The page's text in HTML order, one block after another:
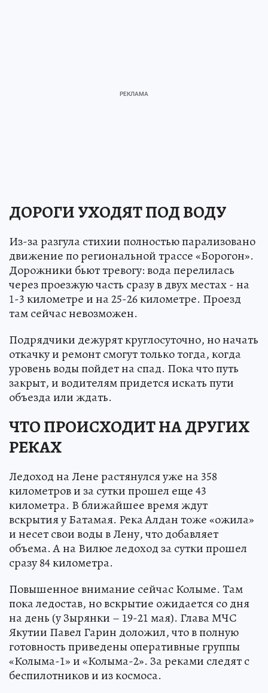
ДОРОГИ УХОДЯТ ПОД ВОДУ
Из-за разгула стихии полностью парализовано
движение по региональной трассе «Борогон».
Дорожники бьют тревогу: вода перелилась
через проезжую часть сразу в двух местах - на
1-3 километре и на 25-26 километре. Проезд
там сейчас невозможен.
Подрядчики дежурят круглосуточно, но начать
откачку и ремонт смогут только тогда, когда
уровень воды пойдет на спад. Пока что путь
закрыт, и водителям придется искать пути
объезда или ждать.
ЧТО ПРОИСХОДИТ НА ДРУГИХ
РЕКАХ
Ледоход на Лене растянулся уже на 358
километров и за сутки прошел еще 43
километра. В ближайшее время ждут
вскрытия у Батамая. Река Алдан тоже «ожила»
и несет свои воды в Лену, что добавляет
объема. А на Вилюе ледоход за сутки прошел
сразу 84 километра.
Повышенное внимание сейчас Колыме. Там
пока ледостав, но вскрытие ожидается со дня
на день (у Зырянки – 19-21 мая). Глава МЧС
Якутии Павел Гарин доложил, что в полную
готовность приведены оперативные группы
«Колыма-1» и «Колыма-2». За реками следят с
беспилотников и из космоса.